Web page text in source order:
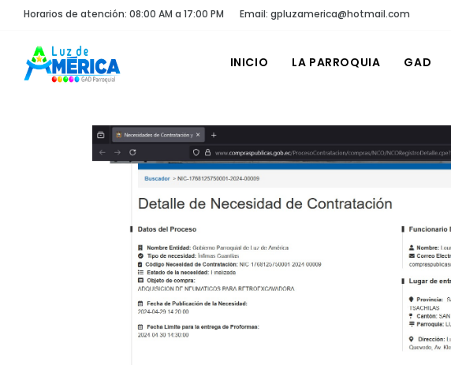
Horarios de atención: 08:00 AM a 17:00 PM Email: gpluzamerica@hotmail.com
INICIO LA PARROQUIA GAD